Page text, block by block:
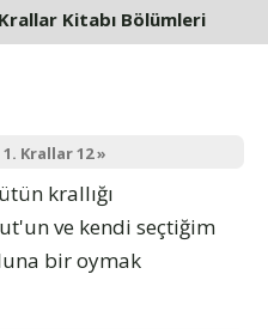
Kitabı Bölümleri
1. Krallar 12 »
krallığı
ve kendi seçtiğim
bir oymak